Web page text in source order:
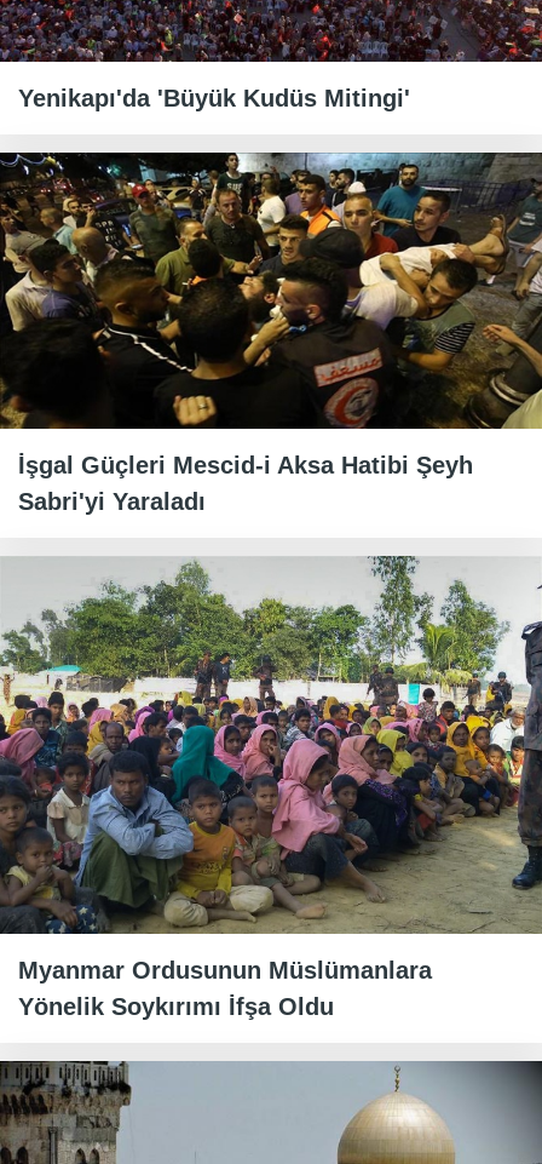
Yenikapı'da 'Büyük Kudüs Mitingi'
İşgal Güçleri Mescid-i Aksa Hatibi Şeyh
Sabri'yi Yaraladı
Myanmar Ordusunun Müslümanlara
Yönelik Soykırımı İfşa Oldu